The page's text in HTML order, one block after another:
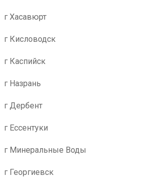
г Хасавюрт
г Кисловодск
г Каспийск
г Назрань
г Дербент
г Ессентуки
г Минеральные Воды
г Георгиевск